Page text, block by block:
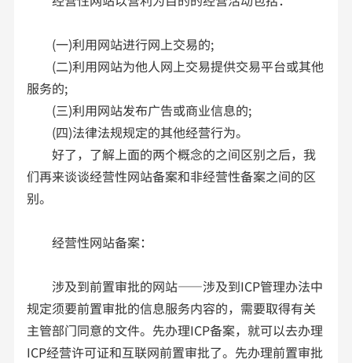
(一)利用网站进行网上交易的;
(二)利用网站为他人网上交易提供交易平台或其他
服务的;
(三)利用网站发布广告或商业信息的;
(四)法律法规规定的其他经营行为。
好了，了解上面的两个概念的之间区别之后，我
们再来谈谈经营性网站备案和非经营性备案之间的区
别。
经营性网站备案：
涉及到前置审批的网站——涉及到ICP管理办法中
规定须要前置审批的信息服务内容的，需要取得有关
主管部门同意的文件。先办理ICP备案，就可以去办理
ICP经营许可证和互联网前置审批了。先办理前置审批